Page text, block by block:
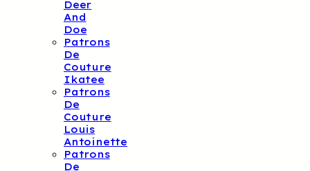
Deer
And
Doe
Patrons
De
Couture
Ikatee
Patrons
De
Couture
Louis
Antoinette
Patrons
De